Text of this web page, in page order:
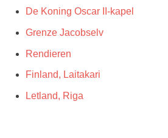
De Koning Oscar II-kapel
Grenze Jacobselv
Rendieren
Finland, Laitakari
Letland, Riga